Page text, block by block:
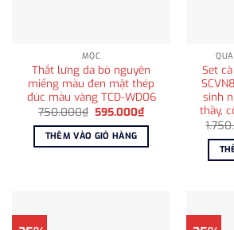
MỘC
Thắt lưng da bò nguyên
miếng màu đen mặt thép
đúc màu vàng TCD-WD06
750.000₫ Giá
là:
750.000₫.
595.000₫Giá
hiện
tại
595.000₫.
THÊM VÀO GIỎ HÀNG
Set
sinh
thầy,